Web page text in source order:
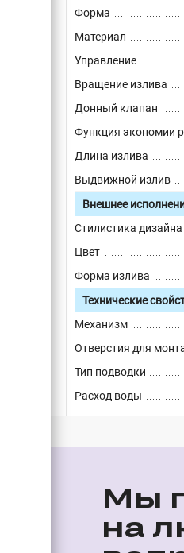
Форма
Материал
Управление
Вращение излива
Донный клапан
Функция экономии
Длина излива
Выдвижной излив
Внешнее
Стилистика дизайна
Цвет
Форма излива
Технические
Механизм
Отверстия для
Тип подводки
Расход воды
Мы
на